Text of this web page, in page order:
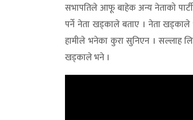
सभापतिले आफू बाहेक अन्य नेताको
पर्ने नेता खड्काले बताए । नेता खड्काले
हामीले भनेका कुरा सुनिएन । सल्लाह
खड्काले भने ।